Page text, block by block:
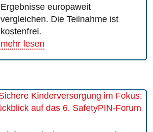
Ergebnisse europaweit
vergleichen. Die Teilnahme ist
kostenfrei.
mehr lesen